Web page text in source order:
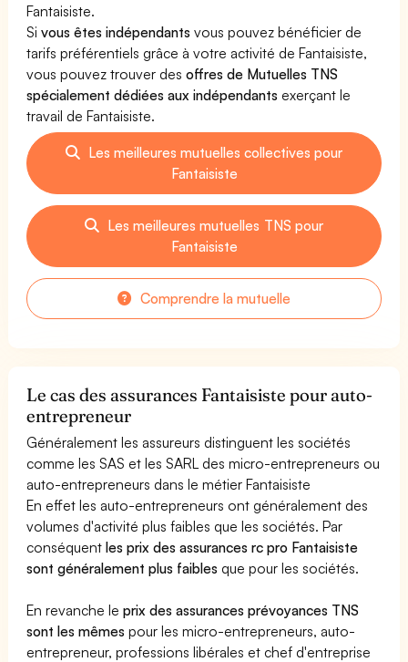
Fantaisiste.
Sivous êtes indépendants vous pouvez bénéficier de
tarifs préférentiels grâce à votre activité de Fantaisiste,
vous pouvez trouver desoffres de Mutuelles TNS
spécialement dédiées aux indépendants exerçant le
travail de Fantaisiste.
Les meilleures mutuelles collectives pour
Fantaisiste
Les meilleures mutuelles TNS pour
Fantaisiste
Comprendre la mutuelle
Le cas des assurances Fantaisiste pour auto-
entrepreneur
Généralement les assureurs distinguent les sociétés
comme les SAS et les SARL des micro-entrepreneurs ou
auto-entrepreneurs dans le métier Fantaisiste
En effet les auto-entrepreneurs ont généralement des
volumes d'activité plus faibles que les sociétés. Par
conséquentles prix des assurances rc pro Fantaisiste
sont généralement plus faibles que pour les sociétés.
En revanche leprix des assurances prévoyances TNS
sont les mêmes pour les micro-entrepreneurs, auto-
entrepreneur, professions libérales et chef d'entreprise